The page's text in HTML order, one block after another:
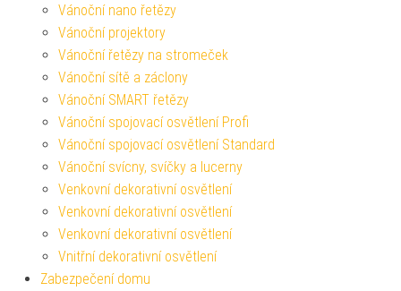
Vánoční nano řetězy
Vánoční projektory
Vánoční řetězy na stromeček
Vánoční sítě a záclony
Vánoční SMART řetězy
Vánoční spojovací osvětlení Profi
Vánoční spojovací osvětlení Standard
Vánoční svícny, svíčky a lucerny
Venkovní dekorativní osvětlení
Venkovní dekorativní osvětlení
Venkovní dekorativní osvětlení
Vnitřní dekorativní osvětlení
Zabezpečení domu